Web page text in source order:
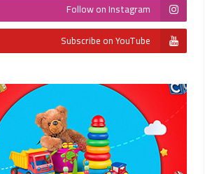
Follow on Instagram
Subscribe on YouTube